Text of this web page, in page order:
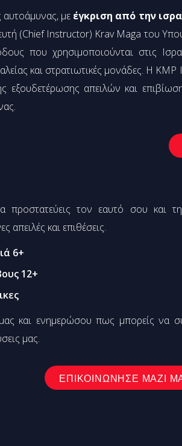
αυτοάμυνας, με έγκριση από την
(Chief Instructor) Krav Maga του
που χρησιμοποιούνται στις
και στρατιωτικές μονάδες. Η
εξουδετέρωσης απειλών και
προστατεύεις τον εαυτό σου και
απειλές και επιθέσεις.
6+
12+
και ενημερώσου πως μπορείς να
μας.
ΕΠΙΚΟΙΝΩΝΗΣΕ ΜΑΖΙ